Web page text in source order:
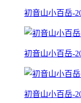
初音山小百岳-
初音山小百岳-
初音山小百岳-